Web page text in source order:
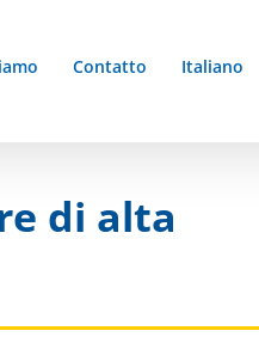
Contatto Italiano
di alta